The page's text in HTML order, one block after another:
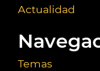
Actualidad
Temas